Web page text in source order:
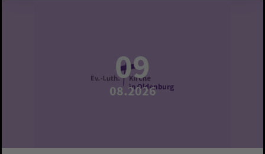
09
08.2026